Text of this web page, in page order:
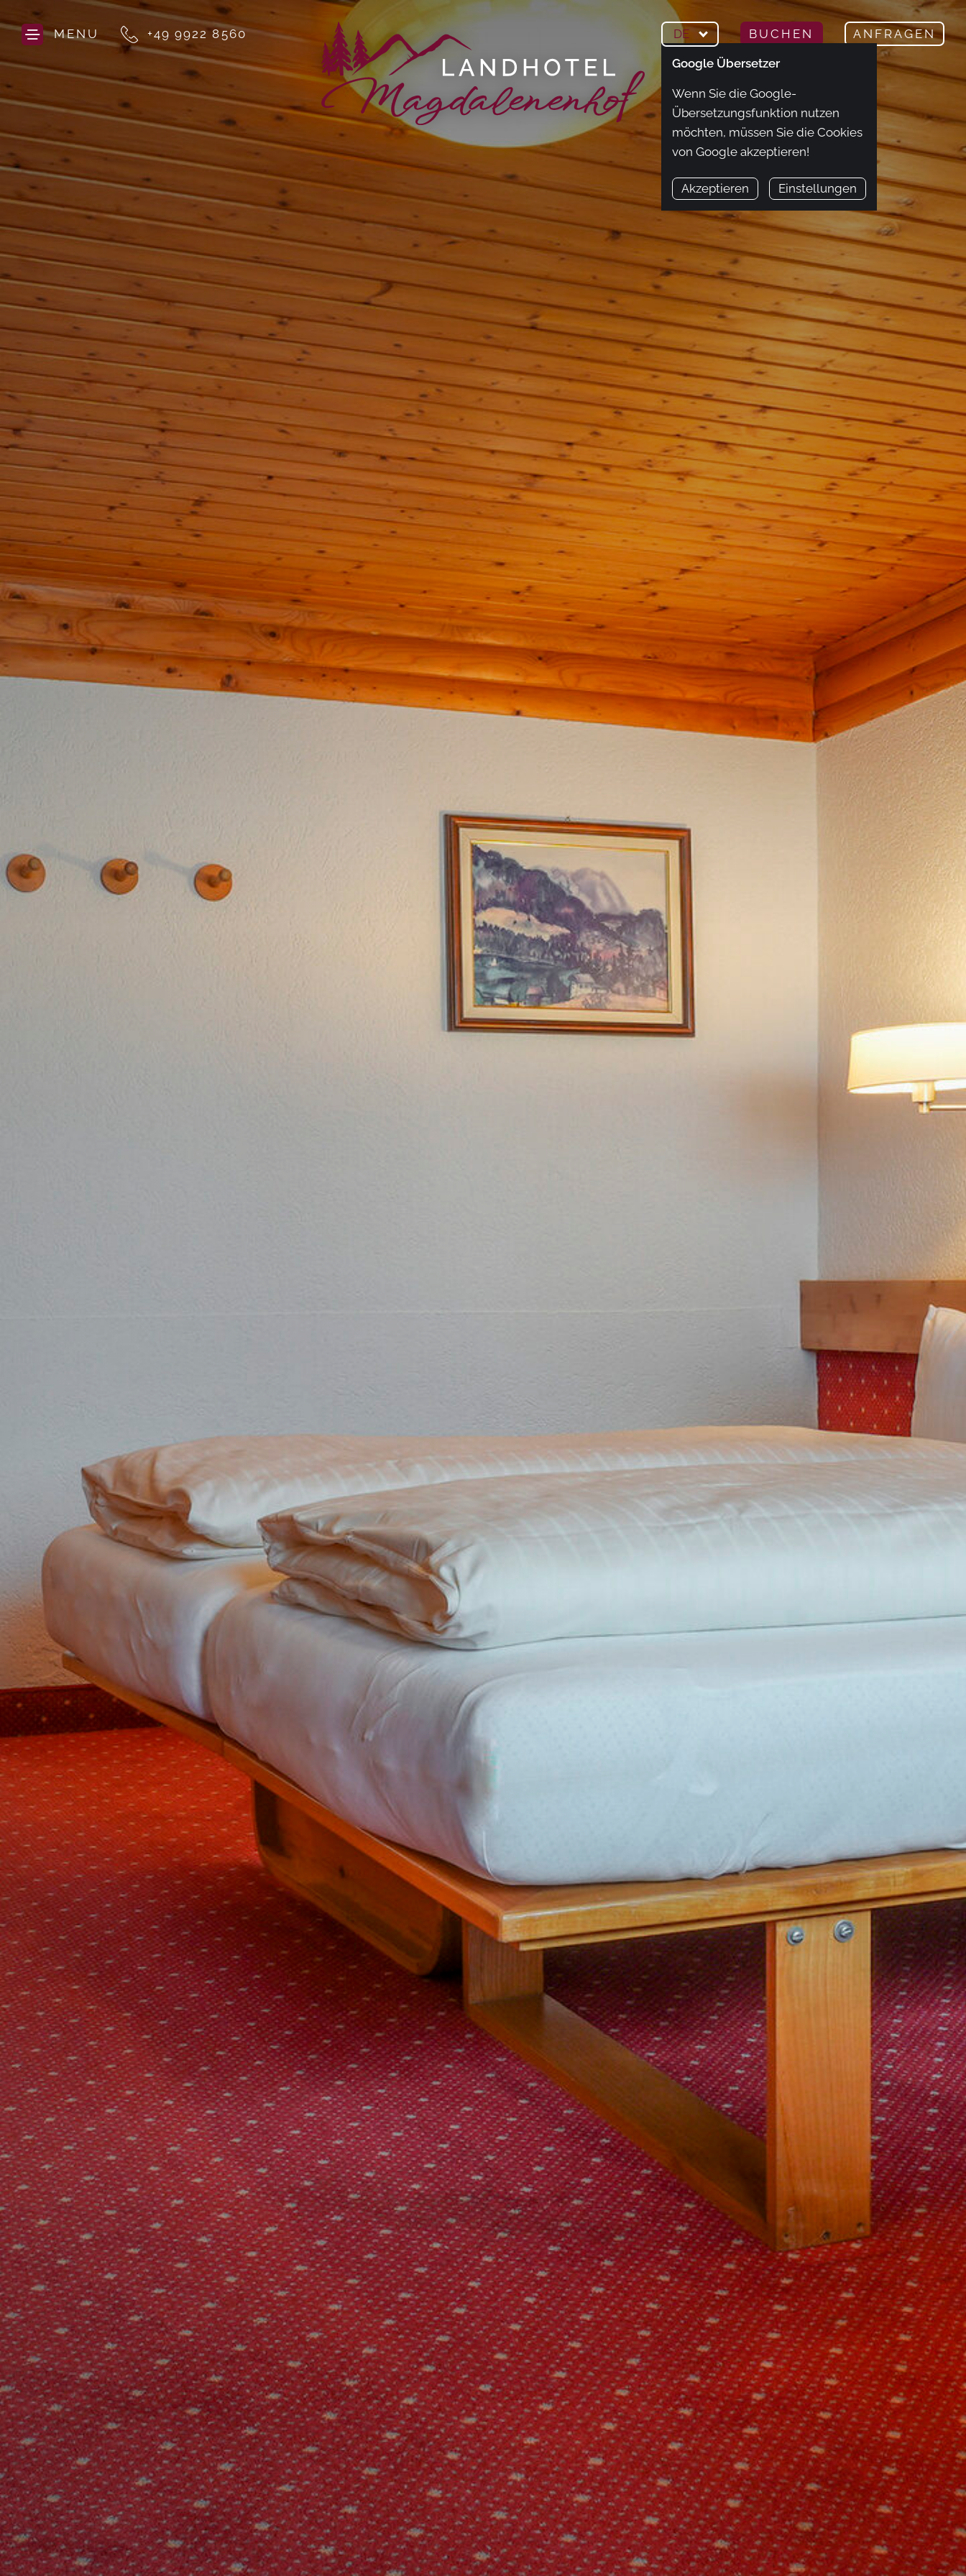
MENU +49 9922 8560 DE
Google Übersetzer
Wenn Sie die Google-
Übersetzungsfunktion nutzen
möchten, müssen Sie die Cookies
von Google akzeptieren!
Akzeptieren Einstellungen
BUCHEN ANFRAGEN